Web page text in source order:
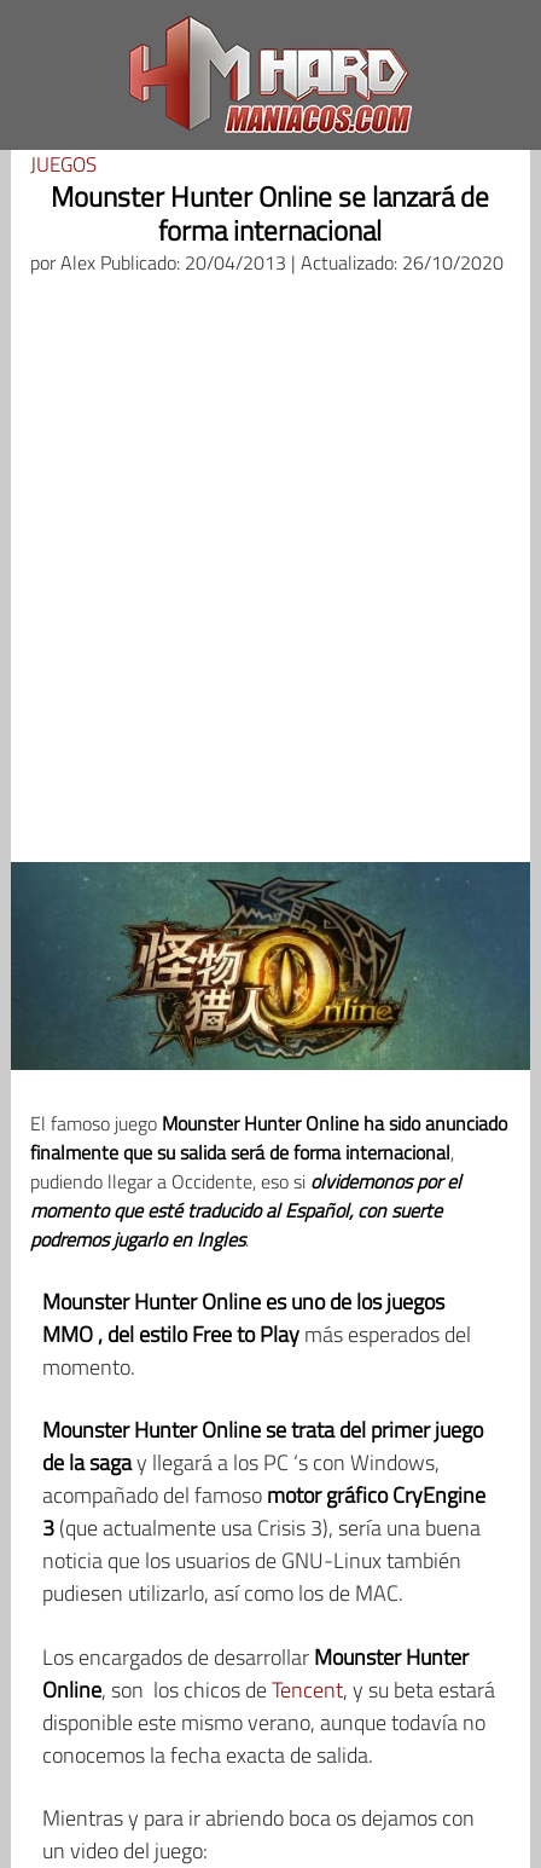
JUEGOS
Mounster Hunter Online se lanzará de
forma internacional
porAlex Publicado: 20/04/2013 | Actualizado: 26/10/2020
El famoso juego Mounster Hunter Online ha sido anunciado
finalmente que su salida será de forma internacional,
pudiendo llegar a Occidente, eso si olvidemonos por el
momento que esté traducido al Español, con suerte
podremos jugarlo en Ingles.
Mounster Hunter Online es uno de los juegos
MMO , del estilo Free to Playmás esperados del
momento.
Mounster Hunter Online se trata del primer juego
de la sagay llegará a los PC ‘s con Windows,
acompañado del famosomotor gráfico CryEngine
3(que actualmente usa Crisis 3), sería una buena
noticia que los usuarios de GNU-Linux también
pudiesen utilizarlo, así como los de MAC.
Los encargados de desarrollarMounster Hunter
Online, son los chicos deTencent, y su beta estará
disponible este mismo verano, aunque todavía no
conocemos la fecha exacta de salida.
Mientras y para ir abriendo boca os dejamos con
un video del juego: